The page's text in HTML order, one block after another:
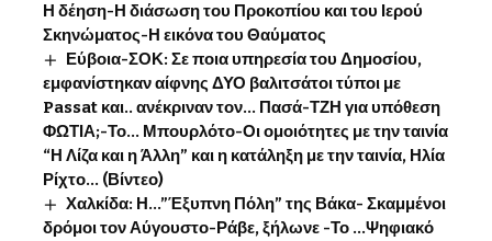
Η δέηση-Η διάσωση του Προκοπίου και του Ιερού
Σκηνώματος-Η εικόνα του Θαύματος
Εύβοια-ΣΟΚ: Σε ποια υπηρεσία του Δημοσίου,
εμφανίστηκαν αίφνης ΔΥΟ βαλιτσάτοι τύποι με
Passat και.. ανέκριναν τον… Πασά-ΤΖΗ για υπόθεση
ΦΩΤΙΑ;-Το… Μπουρλότο-Οι ομοιότητες με την ταινία
“Η Λίζα και η Άλλη” και η κατάληξη με την ταινία, Ηλία
Ρίχτο… (Βίντεο)
Χαλκίδα: Η…”Έξυπνη Πόλη” της Βάκα- Σκαμμένοι
δρόμοι τον Αύγουστο-Ράβε, ξήλωνε -Το …Ψηφιακό